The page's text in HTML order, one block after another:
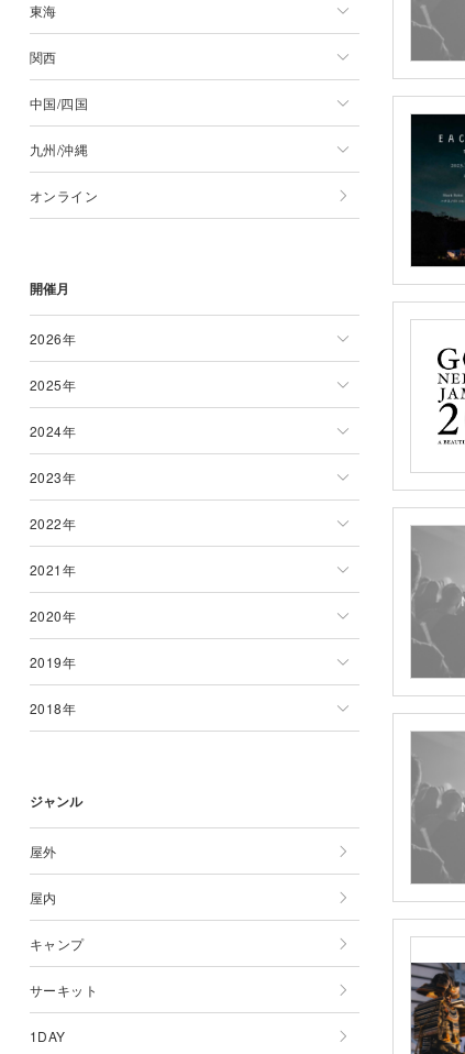
青森県
岩手県
宮城県
秋田県
山形県
東京都
神奈川県
千葉県
埼玉県
茨城県
栃木県
北陸/甲信越一覧
新潟県
長野県
山梨県
石川県
福井県
東海
東海一覧
静岡県
愛知県
岐阜県
関西
関西一覧
大阪府
京都府
奈良県
滋賀県
和歌山県
中国/四国
中国/四国一覧
広島県
島根県
鳥取県
山口県
徳島県
香川県
愛媛県
高知県
九州/沖縄
九州/沖縄一覧
大分県
宮崎県
沖縄県
熊本県
福岡県
長崎県
鹿児島県
オンライン
開催月
2026年
2026年一覧
1月
2月
3月
4月
5月
6月
7月
9月
10月
11月
12月
2025年
2025年一覧
1月
2月
3月
4月
5月
6月
8月
9月
10月
11月
12月
2024年
2024年一覧
1月
2月
3月
4月
5月
7月
8月
9月
10月
11月
12月
2023年
2023年一覧
1月
2月
3月
4月
6月
7月
8月
9月
10月
11月
2022年
2022年一覧
1月
2月
3月
5月
6月
7月
8月
9月
10月
2021年
2021年一覧
1月
2月
4月
5月
6月
7月
8月
9月
2020年
2020年一覧
1月
3月
4月
5月
6月
7月
8月
2019年
2019年一覧
2月
3月
4月
5月
6月
7月
2018年
1月
2月
3月
4月
5月
6月
ジャンル
屋外
屋内
キャンプ
サーキット
1DAY